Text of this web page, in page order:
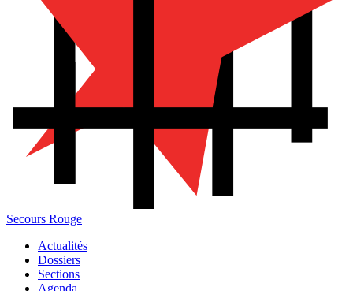
Secours Rouge
Actualités
Dossiers
Sections
Agenda